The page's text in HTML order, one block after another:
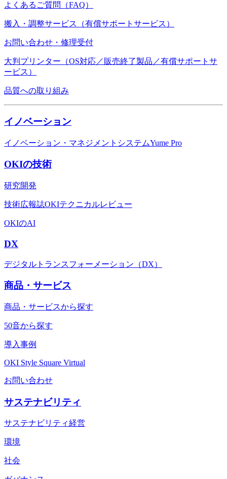
よくあるご質問（FAQ）
搬入・調整サービス（有償サポートサービス）
お問い合わせ・修理受付
大判プリンター（OS対応／販売終了製品／有償サポートサ
ービス）
品質への取り組み
イノベーション
イノベーション・マネジメントシステムYume Pro
OKIの技術
研究開発
技術広報誌OKIテクニカルレビュー
OKIのAI
DX
デジタルトランスフォーメーション（DX）
商品・サービス
商品・サービスから探す
50音から探す
導入事例
OKI Style Square Virtual
お問い合わせ
サステナビリティ
サステナビリティ経営
環境
社会